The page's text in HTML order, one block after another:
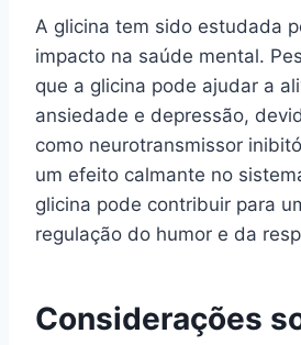
A glicina tem sido estudada
impacto na saúde mental.
que a glicina pode ajudar a
ansiedade e depressão,
como neurotransmissor
um efeito calmante no
glicina pode contribuir para
regulação do humor e da
Considerações